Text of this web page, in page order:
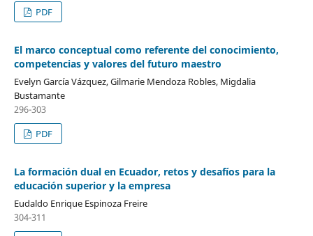
PDF
El marco conceptual como referente del conocimiento,
competencias y valores del futuro maestro
Evelyn García Vázquez, Gilmarie Mendoza Robles, Migdalia
Bustamante
296-303
PDF
La formación dual en Ecuador, retos y desafíos para la
educación superior y la empresa
Eudaldo Enrique Espinoza Freire
304-311